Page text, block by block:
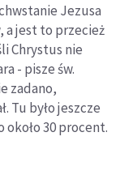
Jezusa
a jest to przecież
Chrystus nie
- pisze św.
zadano,
Tu było jeszcze
około 30 procent.